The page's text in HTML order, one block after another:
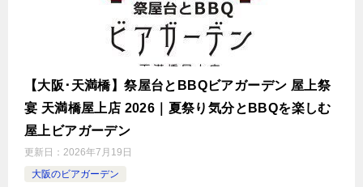
【大阪･天満橋】祭屋台とBBQビアガーデン 屋上祭
宴 天満橋屋上店 2026｜夏祭り気分とBBQを楽しむ
屋上ビアガーデン
更新日： 2026年7月19日
大阪のビアガーデン